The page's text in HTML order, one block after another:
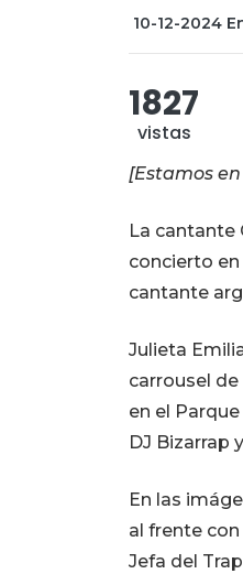
10-12-2024
1827
vistas
[Estamos
La cantante
concierto
cantante
Julieta
carrousel
en el
DJ Bizarrap
En las
al frente
Jefa del